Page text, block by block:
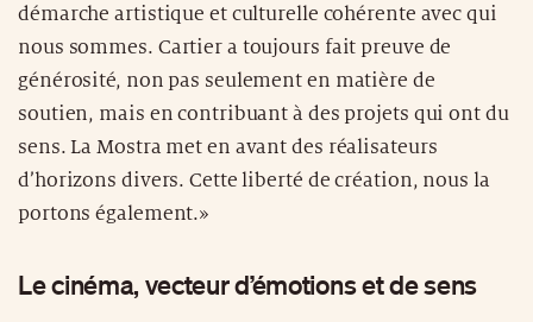
démarche artistique et culturelle cohérente avec qui
nous sommes. Cartier a toujours fait preuve de
générosité, non pas seulement en matière de
soutien, mais en contribuant à des projets qui ont du
sens. La Mostra met en avant des réalisateurs
d’horizons divers. Cette liberté de création, nous la
portons également.»
Le cinéma, vecteur d’émotions et de sens